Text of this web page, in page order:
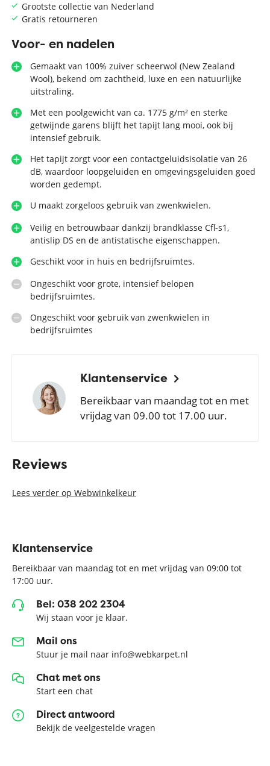
Grootste collectie van Nederland
Gratis retourneren
Voor- en nadelen
Gemaakt van 100% zuiver scheerwol (New Zealand
Wool), bekend om zachtheid, luxe en een natuurlijke
uitstraling.
Met een poolgewicht van ca. 1775 g/m² en sterke
getwijnde garens blijft het tapijt lang mooi, ook bij
intensief gebruik.
Het tapijt zorgt voor een contactgeluidsisolatie van 26
dB, waardoor loopgeluiden en omgevingsgeluiden goed
worden gedempt.
U maakt zorgeloos gebruik van zwenkwielen.
Veilig en betrouwbaar dankzij brandklasse Cfl-s1,
antislip DS en de antistatische eigenschappen.
Geschikt voor in huis en bedrijfsruimtes.
Ongeschikt voor grote, intensief belopen
bedrijfsruimtes.
Ongeschikt voor gebruik van zwenkwielen in
bedrijfsruimtes
Klantenservice
Bereikbaar van maandag tot en met
vrijdag van 09.00 tot 17.00 uur.
Reviews
Lees verder op Webwinkelkeur
Klantenservice
Bereikbaar van maandag tot en met vrijdag van 09:00 tot
17:00 uur.
Bel: 038 202 2304
Wij staan voor je klaar.
Mail ons
Stuur je mail naar info@webkarpet.nl
Chat met ons
Start een chat
Direct antwoord
Bekijk de veelgestelde vragen